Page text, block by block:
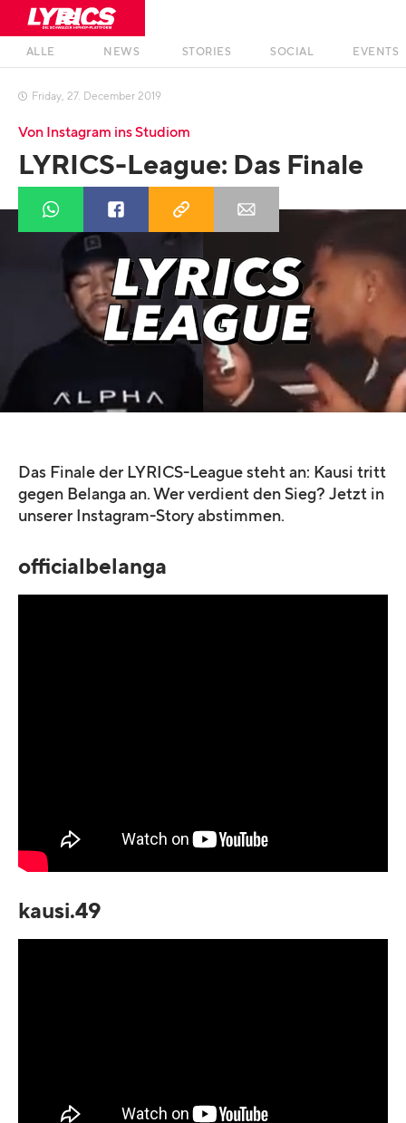
ALLE NEWS STORIES SOCIAL EVENTS
 Friday, 27. December 2019
Von Instagram ins Studiom
LYRICS-League: Das Finale
Das Finale der LYRICS-League steht an: Kausi tritt
gegen Belanga an. Wer verdient den Sieg? Jetzt in
unserer Instagram-Story abstimmen.
officialbelanga
kausi.49